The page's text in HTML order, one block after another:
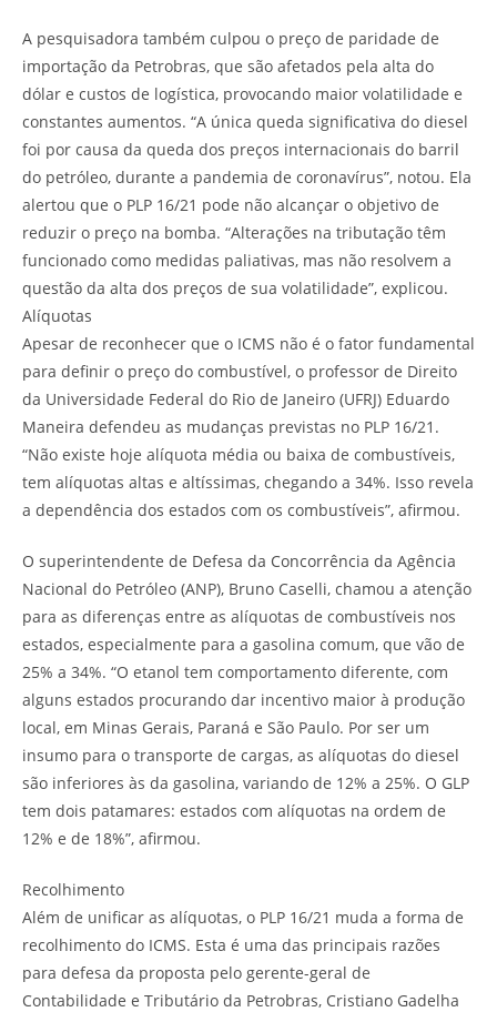
A pesquisadora também culpou o preço de paridade de
importação da Petrobras, que são afetados pela alta do
dólar e custos de logística, provocando maior volatilidade e
constantes aumentos. “A única queda significativa do diesel
foi por causa da queda dos preços internacionais do barril
do petróleo, durante a pandemia de coronavírus”, notou. Ela
alertou que o PLP 16/21 pode não alcançar o objetivo de
reduzir o preço na bomba. “Alterações na tributação têm
funcionado como medidas paliativas, mas não resolvem a
questão da alta dos preços de sua volatilidade”, explicou.
Alíquotas
Apesar de reconhecer que o ICMS não é o fator fundamental
para definir o preço do combustível, o professor de Direito
da Universidade Federal do Rio de Janeiro (UFRJ) Eduardo
Maneira defendeu as mudanças previstas no PLP 16/21.
“Não existe hoje alíquota média ou baixa de combustíveis,
tem alíquotas altas e altíssimas, chegando a 34%. Isso revela
a dependência dos estados com os combustíveis”, afirmou.
O superintendente de Defesa da Concorrência da Agência
Nacional do Petróleo (ANP), Bruno Caselli, chamou a atenção
para as diferenças entre as alíquotas de combustíveis nos
estados, especialmente para a gasolina comum, que vão de
25% a 34%. “O etanol tem comportamento diferente, com
alguns estados procurando dar incentivo maior à produção
local, em Minas Gerais, Paraná e São Paulo. Por ser um
insumo para o transporte de cargas, as alíquotas do diesel
são inferiores às da gasolina, variando de 12% a 25%. O GLP
tem dois patamares: estados com alíquotas na ordem de
12% e de 18%”, afirmou.
Recolhimento
Além de unificar as alíquotas, o PLP 16/21 muda a forma de
recolhimento do ICMS. Esta é uma das principais razões
para defesa da proposta pelo gerente-geral de
Contabilidade e Tributário da Petrobras, Cristiano Gadelha